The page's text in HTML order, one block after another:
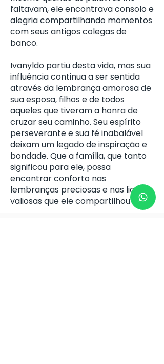
faltavam, ele encontrava consolo e
alegria compartilhando momentos
com seus antigos colegas de
banco.
Ivanyldo partiu desta vida, mas sua
influência continua a ser sentida
através da lembrança amorosa de
sua esposa, filhos e de todos
aqueles que tiveram a honra de
cruzar seu caminho. Seu espírito
perseverante e sua fé inabalável
deixam um legado de inspiração e
bondade. Que a família, que tanto
significou para ele, possa
encontrar conforto nas
lembranças preciosas e nas lições
valiosas que ele compartilhou